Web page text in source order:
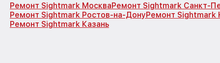
Ремонт Sightmark МоскваРемонт Sightmark Санкт-
Ремонт Sightmark Ростов-на-ДонуРемонт
Ремонт Sightmark Казань